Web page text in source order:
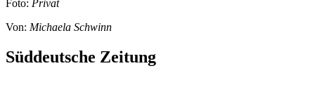
Foto: Privat
Von: Michaela Schwinn
Süddeutsche Zeitung